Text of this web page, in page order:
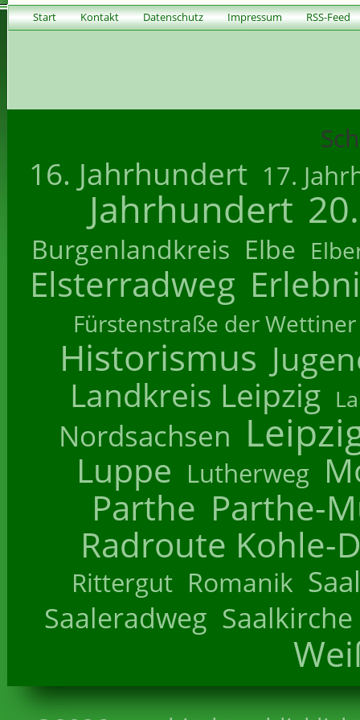
Start Kontakt Datenschutz Impressum RSS-Feed
16. Jahrhundert 17.
Jahrhundert
Burgenlandkreis Elbe
Elsterradweg
Fürstenstraße der Wettiner
Historismus
Landkreis Leipzig
Nordsachsen
Luppe Lutherweg
Parthe Parthe-
Radroute Kohle-
Rittergut Romanik
Saaleradweg Saalkirche